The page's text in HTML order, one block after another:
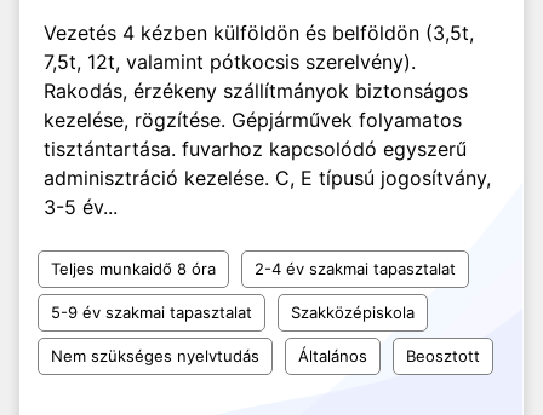
Vezetés 4 kézben külföldön és belföldön (3,5t,
7,5t, 12t, valamint pótkocsis szerelvény).
Rakodás, érzékeny szállítmányok biztonságos
kezelése, rögzítése. Gépjárművek folyamatos
tisztántartása. fuvarhoz kapcsolódó egyszerű
adminisztráció kezelése. C, E típusú jogosítvány,
3-5 év...
Teljes munkaidő 8 óra 2-4 év szakmai tapasztalat
5-9 év szakmai tapasztalat Szakközépiskola
Nem szükséges nyelvtudás Általános Beosztott